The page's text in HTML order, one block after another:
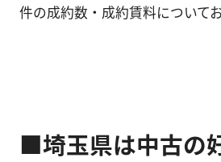
件の成約数・成約賃料について
■埼玉県は中古の